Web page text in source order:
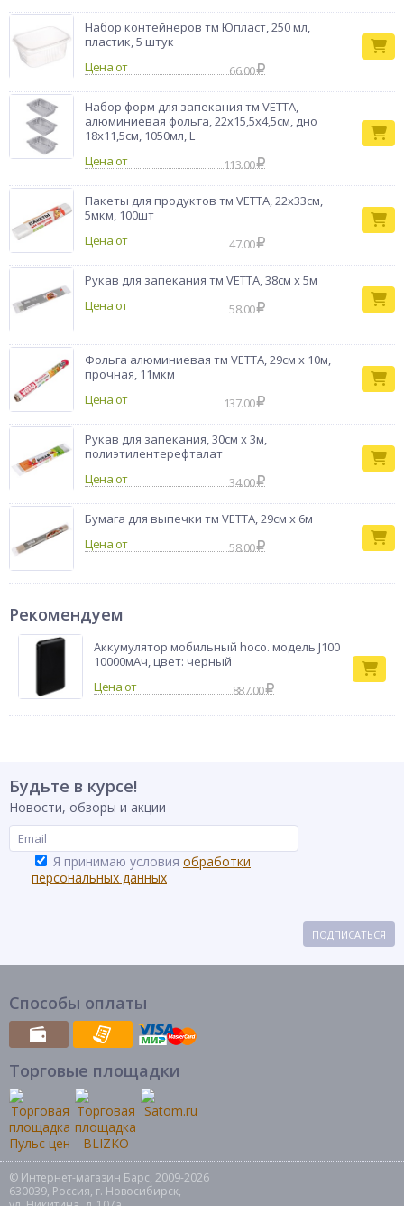
Набор контейнеров тм Юпласт, 250 мл,
пластик, 5 штук
Цена от
66.00
Набор форм для запекания тм VETTA,
алюминиевая фольга, 22х15,5х4,5см, дно
18x11,5см, 1050мл, L
Цена от
113.00
Пакеты для продуктов тм VETTA, 22x33см,
5мкм, 100шт
Цена от
47.00
Рукав для запекания тм VETTA, 38см x 5м
Цена от
58.00
Фольга алюминиевая тм VETTA, 29см х 10м,
прочная, 11мкм
Цена от
137.00
Рукав для запекания, 30см x 3м,
полиэтилентерефталат
Цена от
34.00
Бумага для выпечки тм VETTA, 29см x 6м
Цена от
58.00
Рекомендуем
Аккумулятор мобильный hoco. модель J100
10000мАч, цвет: черный
887.00
Будьте в курсе!
Новости, обзоры и акции
Я принимаю условия обработки
персональных данных
ПОДПИСАТЬСЯ
Способы оплаты
Торговые площадки
© Интернет-магазин Барс, 2009-2026
630039, Россия, г. Новосибирск,